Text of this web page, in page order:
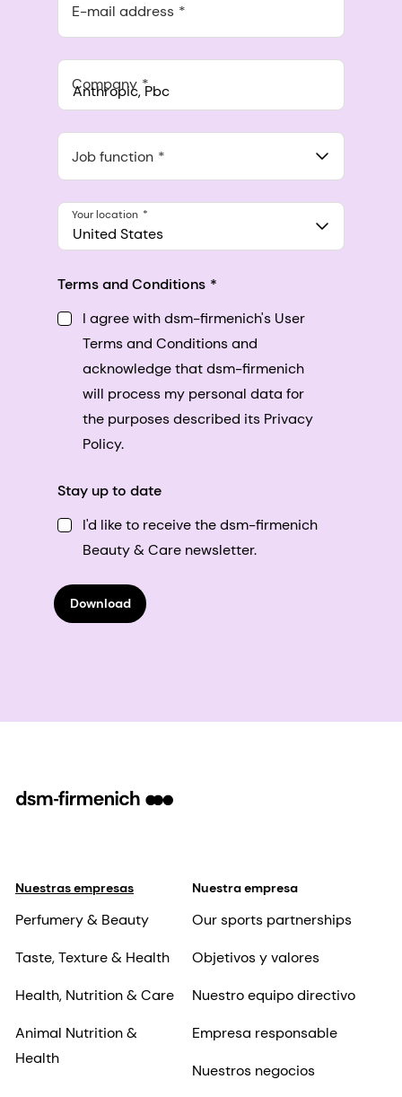
E-mail address
Company
548 Market St Pmb 90375, San Francisco, California, US
Job function
United States
Your location
Terms and Conditions
I agree with dsm-firmenich's User
Terms and Conditions and
acknowledge that dsm-firmenich
will process my personal data for
the purposes described its Privacy
Policy.
Stay up to date
I'd like to receive the dsm-firmenich
Beauty & Care newsletter.
Download
Nuestras empresas
Perfumery & Beauty
Taste, Texture & Health
Health, Nutrition & Care
Animal Nutrition &
Health
Nuestra empresa
Our sports partnerships
Objetivos y valores
Nuestro equipo directivo
Empresa responsable
Nuestros negocios